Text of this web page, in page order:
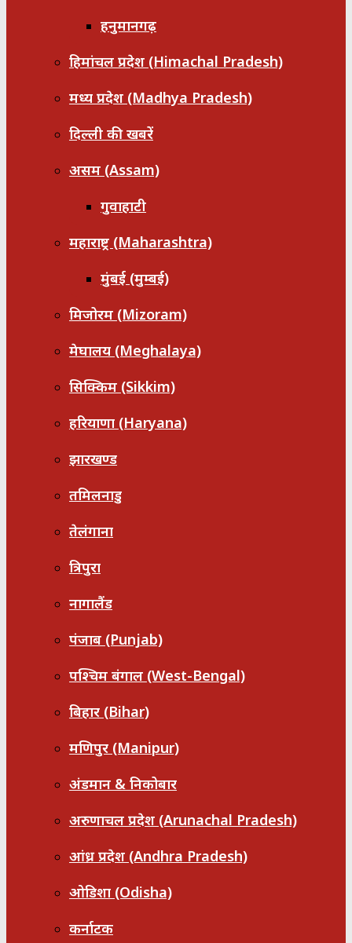
हनुमानगढ़
हिमांचल प्रदेश (Himachal Pradesh)
मध्य प्रदेश (Madhya Pradesh)
दिल्ली की खबरें
असम (Assam)
गुवाहाटी
महाराष्ट्र (Maharashtra)
मुंबई (मुम्बई)
मिजोरम (Mizoram)
मेघालय (Meghalaya)
सिक्किम (Sikkim)
हरियाणा (Haryana)
झारखण्ड
तमिलनाडु
तेलंगाना
त्रिपुरा
नागालैंड
पंजाब (Punjab)
पश्चिम बंगाल (West-Bengal)
बिहार (Bihar)
मणिपुर (Manipur)
अंडमान & निकोबार
अरुणाचल प्रदेश (Arunachal Pradesh)
आंध्र प्रदेश (Andhra Pradesh)
ओडिशा (Odisha)
कर्नाटक